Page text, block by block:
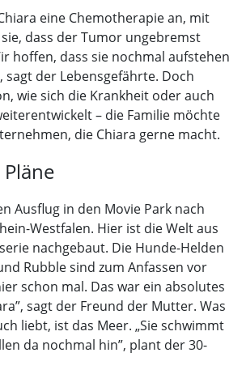
eine Chemotherapie an, mit
dass der Tumor ungebremst
hoffen, dass sie nochmal aufstehen
sagt der Lebensgefährte. Doch
wie sich die Krankheit oder auch
– die Familie möchte
die Chiara gerne macht.
Ausflug in den Movie Park nach
Westfalen. Hier ist die Welt aus
nachgebaut. Die Hunde-Helden
Rubble sind zum Anfassen vor
schon mal. Das war ein absolutes
sagt der Freund der Mutter. Was
liebt, ist das Meer. „Sie schwimmt
da nochmal hin”, plant der 30-